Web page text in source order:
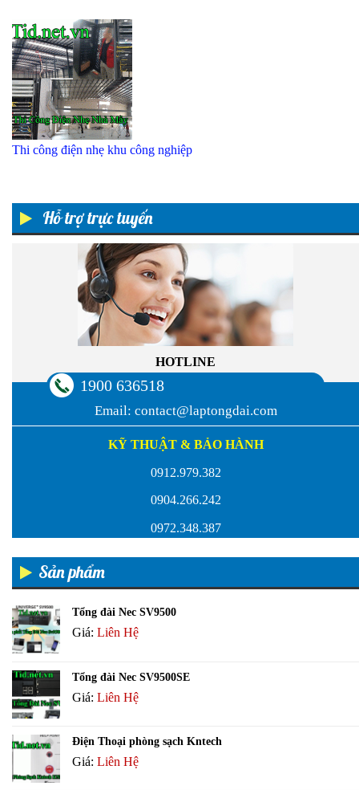
Hỗ trợ trực tuyến
HOTLINE
1900 636518
Email: contact@laptongdai.com
KỸ THUẬT & BẢO HÀNH
0912.979.382
0904.266.242
0972.348.387
Sản phẩm
Tổng đài Nec SV9500
Giá: Liên Hệ
Tổng đài Nec SV9500SE
Giá: Liên Hệ
Điện Thoại phòng sạch Kntech
Giá: Liên Hệ
Thi công điện nhẹ khu công nghiệp